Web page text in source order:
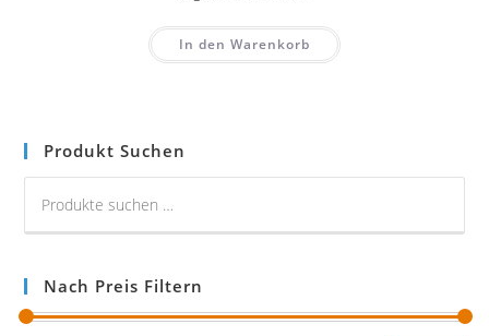
In den Warenkorb
Produkt Suchen
Nach Preis Filtern